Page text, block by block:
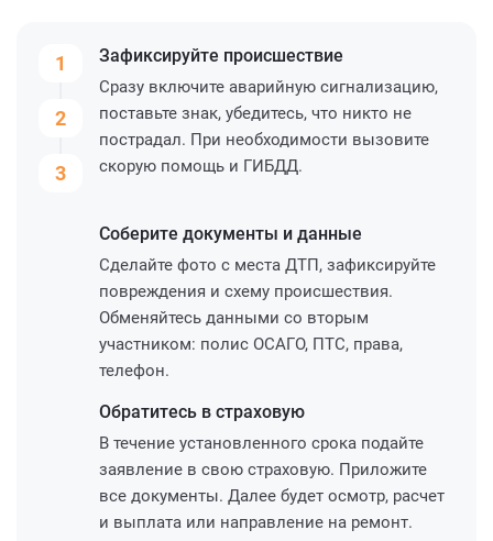
1
2
3
Зафиксируйте происшествие
Сразу включите аварийную сигнализацию,
поставьте знак, убедитесь, что никто не
пострадал. При необходимости вызовите
скорую помощь и ГИБДД.
Соберите документы и данные
Сделайте фото с места ДТП, зафиксируйте
повреждения и схему происшествия.
Обменяйтесь данными со вторым
участником: полис ОСАГО, ПТС, права,
телефон.
Обратитесь в страховую
В течение установленного срока подайте
заявление в свою страховую. Приложите
все документы. Далее будет осмотр, расчет
и выплата или направление на ремонт.